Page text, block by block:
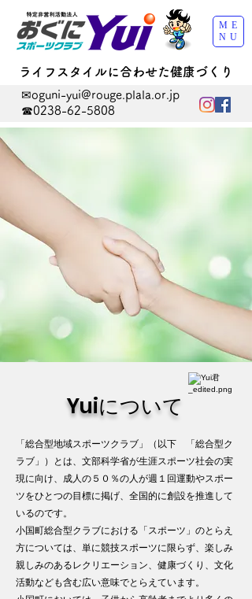
✉oguni-yui@rouge.plala.or.jp
☎0238-62-5808
ME
NU
ライフスタイルに合わせた健康づくり
Yuiについて
「総合型地域スポーツクラブ」（以下 「総合型ク
ラブ」）とは、文部科学省が生涯スポーツ社会の実
現に向け、成人の５０％の人が週１回運動やスポー
ツをひとつの目標に掲げ、全国的に創設を推進して
いるのです。
小国町総合型クラブにおける「スポーツ」のとらえ
方については、単に競技スポーツに限らず、楽しみ
親しみのあるレクリエーション、健康づくり、文化
活動なども含む広い意味でとらえています。